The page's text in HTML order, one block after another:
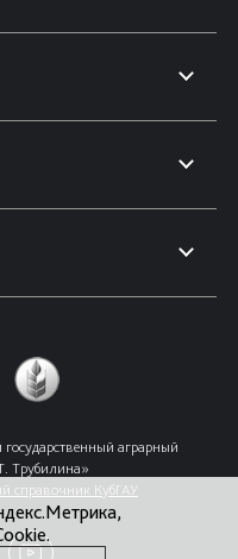
аграрный
Трубилина»
справочник КубГАУ